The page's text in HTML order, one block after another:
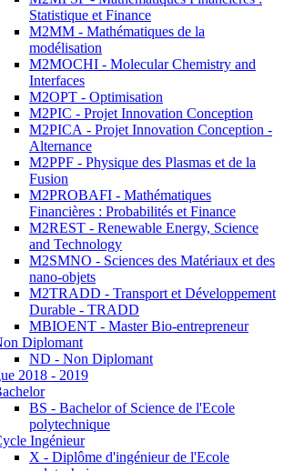
Statistique et Finance
M2MM - Mathématiques de la
modélisation
M2MOCHI - Molecular Chemistry and
Interfaces
M2OPT - Optimisation
M2PIC - Projet Innovation Conception
M2PICA - Projet Innovation Conception -
Alternance
M2PPF - Physique des Plasmas et de la
Fusion
M2PROBAFI - Mathématiques
Financières : Probabilités et Finance
M2REST - Renewable Energy, Science
and Technology
M2SMNO - Sciences des Matériaux et des
nano-objets
M2TRADD - Transport et Développement
Durable - TRADD
MBIOENT - Master Bio-entrepreneur
Diplomant
ND - Non Diplomant
2018 - 2019
BS - Bachelor of Science de l'Ecole
polytechnique
Ingénieur
X - Diplôme d'ingénieur de l'Ecole